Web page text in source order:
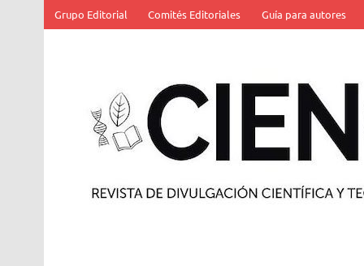
contenido
Grupo Editorial Comités Editoriales Guía para autores